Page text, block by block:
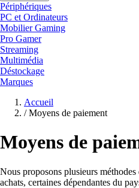
Périphériques
PC et Ordinateurs
Mobilier Gaming
Pro Gamer
Streaming
Multimédia
Déstockage
Marques
Accueil
/ Moyens de paiement
Moyens de
Nous proposons plusieurs
achats, certaines dépendantes du